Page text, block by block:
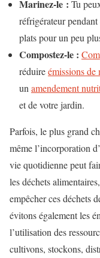
Marinez-le : Tu
réfrigérateur
plats pour un peu
Compostez-le :
réduireémissions de
un amendement
et de votre jardin.
Parfois, le plus grand
même l’incorporation
vie quotidienne peut
les déchets
empêcher ces déchets
évitons également les
l’utilisation des
cultivons, stockons,